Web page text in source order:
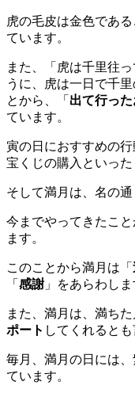
虎の毛皮は金色である
ています。
また、「虎は千里往
うに、虎は一日で千
とから、「 出て行っ
ています。
寅の日におすすめの
宝くじの購入といった
そして満月 は、名の通
今までやってきたこ
ます。
このことから満月は「
「 感謝」をあらわしま
また、満月は、満ち
ポート してくれるとも
毎月、満月の日には
ています。